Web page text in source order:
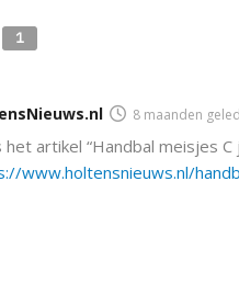
1
8 maanden
het artikel “Handbal meisjes
www.holtensnieuws.nl/